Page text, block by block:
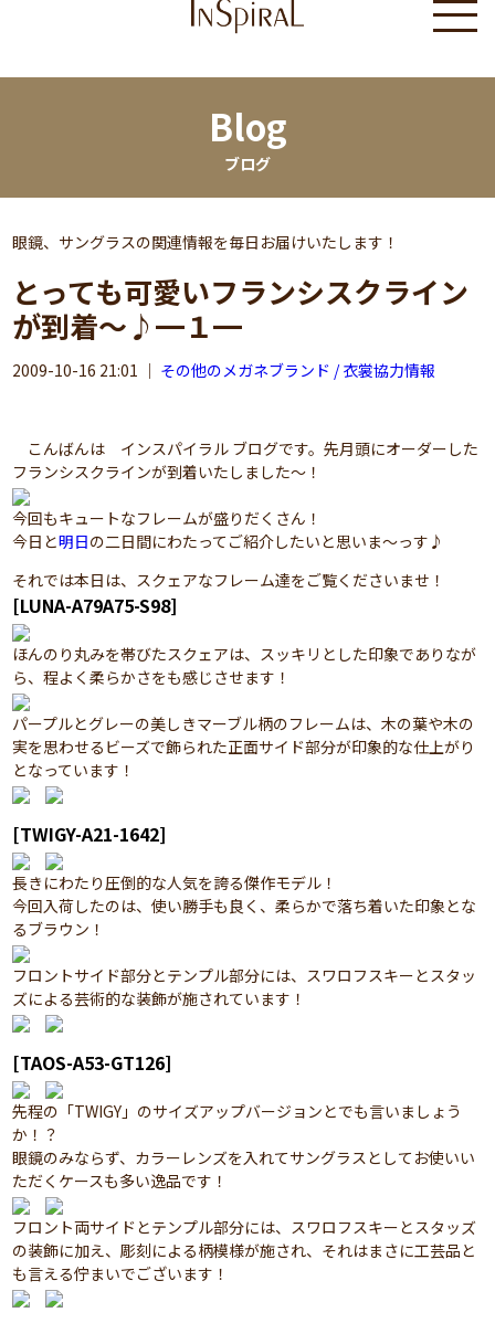
Blog
ブログ
眼鏡、サングラスの関連情報を毎日お届けいたします！
とっても可愛いフランシスクライン
が到着～♪━１━
2009-10-16 21:01 ｜ その他のメガネブランド / 衣裳協力情報
こんばんは インスパイラル ブログです。先月頭にオーダーした
フランシスクラインが到着いたしました～！
今回もキュートなフレームが盛りだくさん！
今日と明日の二日間にわたってご紹介したいと思いま～っす♪
それでは本日は、スクェアなフレーム達をご覧くださいませ！
[LUNA-A79A75-S98]
ほんのり丸みを帯びたスクェアは、スッキリとした印象でありなが
ら、程よく柔らかさをも感じさせます！
パープルとグレーの美しきマーブル柄のフレームは、木の葉や木の
実を思わせるビーズで飾られた正面サイド部分が印象的な仕上がり
となっています！
[TWIGY-A21-1642]
長きにわたり圧倒的な人気を誇る傑作モデル！
今回入荷したのは、使い勝手も良く、柔らかで落ち着いた印象とな
るブラウン！
フロントサイド部分とテンプル部分には、スワロフスキーとスタッ
ズによる芸術的な装飾が施されています！
[TAOS-A53-GT126]
先程の「TWIGY」のサイズアップバージョンとでも言いましょう
か！？
眼鏡のみならず、カラーレンズを入れてサングラスとしてお使いい
ただくケースも多い逸品です！
フロント両サイドとテンプル部分には、スワロフスキーとスタッズ
の装飾に加え、彫刻による柄模様が施され、それはまさに工芸品と
も言える佇まいでございます！